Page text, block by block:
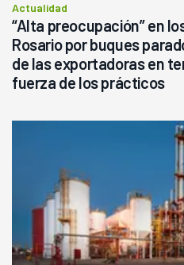
Actualidad
“Alta preocupación” en
Rosario por buques
de las exportadoras en
fuerza de los prácticos